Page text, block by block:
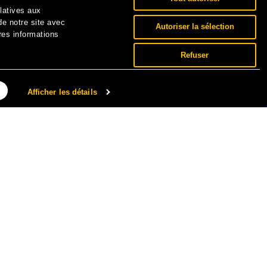
aux
notre site avec
informations
Afficher les détails
Autoriser la sélection
Refuser